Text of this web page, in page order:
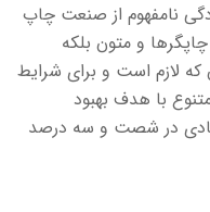
نامفهوم از صنعت چاپ
و متون بلکه
که لازم است و برای شرایط
با هدف بهبود
زیادی در شصت و سه درصد